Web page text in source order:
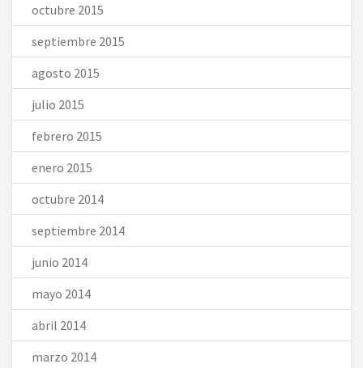
octubre 2015
septiembre 2015
agosto 2015
julio 2015
febrero 2015
enero 2015
octubre 2014
septiembre 2014
junio 2014
mayo 2014
abril 2014
marzo 2014